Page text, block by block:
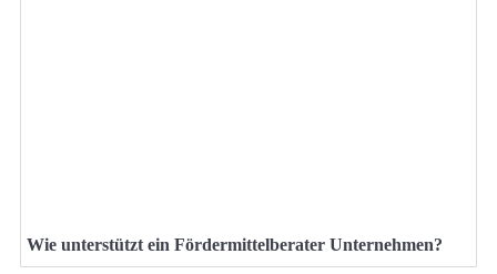
Wie unterstützt ein Fördermittelberater Unternehmen?